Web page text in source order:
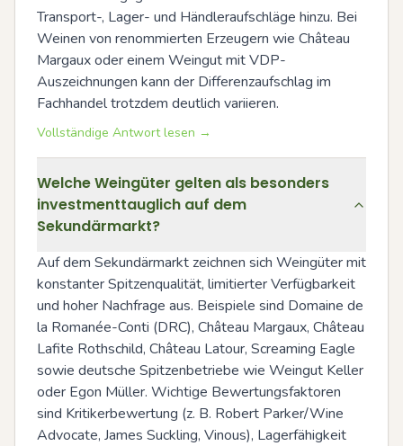
Transport-, Lager- und Händleraufschläge hinzu. Bei
Weinen von renommierten Erzeugern wie Château
Margaux oder einem Weingut mit VDP-
Auszeichnungen kann der Differenzaufschlag im
Fachhandel trotzdem deutlich variieren.
Vollständige Antwort lesen →
Welche Weingüter gelten als besonders
investmenttauglich auf dem
Sekundärmarkt?
Auf dem Sekundärmarkt zeichnen sich Weingüter mit
konstanter Spitzenqualität, limitierter Verfügbarkeit
und hoher Nachfrage aus. Beispiele sind Domaine de
la Romanée-Conti (DRC), Château Margaux, Château
Lafite Rothschild, Château Latour, Screaming Eagle
sowie deutsche Spitzenbetriebe wie Weingut Keller
oder Egon Müller. Wichtige Bewertungsfaktoren
sind Kritikerbewertung (z. B. Robert Parker/Wine
Advocate, James Suckling, Vinous), Lagerfähigkeit